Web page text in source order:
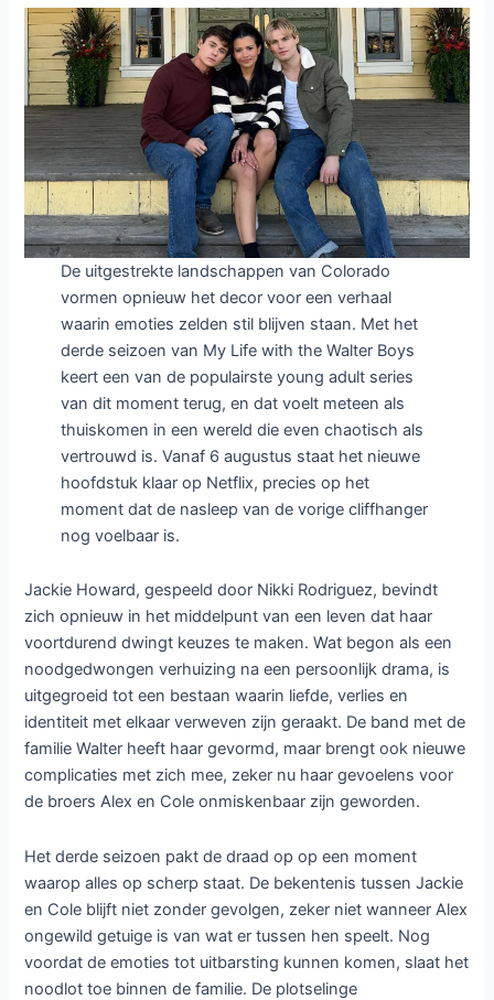
De uitgestrekte landschappen van Colorado
vormen opnieuw het decor voor een verhaal
waarin emoties zelden stil blijven staan. Met het
derde seizoen van My Life with the Walter Boys
keert een van de populairste young adult series
van dit moment terug, en dat voelt meteen als
thuiskomen in een wereld die even chaotisch als
vertrouwd is. Vanaf 6 augustus staat het nieuwe
hoofdstuk klaar op Netflix, precies op het
moment dat de nasleep van de vorige cliffhanger
nog voelbaar is.
Jackie Howard, gespeeld door Nikki Rodriguez, bevindt
zich opnieuw in het middelpunt van een leven dat haar
voortdurend dwingt keuzes te maken. Wat begon als een
noodgedwongen verhuizing na een persoonlijk drama, is
uitgegroeid tot een bestaan waarin liefde, verlies en
identiteit met elkaar verweven zijn geraakt. De band met de
familie Walter heeft haar gevormd, maar brengt ook nieuwe
complicaties met zich mee, zeker nu haar gevoelens voor
de broers Alex en Cole onmiskenbaar zijn geworden.
Het derde seizoen pakt de draad op op een moment
waarop alles op scherp staat. De bekentenis tussen Jackie
en Cole blijft niet zonder gevolgen, zeker niet wanneer Alex
ongewild getuige is van wat er tussen hen speelt. Nog
voordat de emoties tot uitbarsting kunnen komen, slaat het
noodlot toe binnen de familie. De plotselinge